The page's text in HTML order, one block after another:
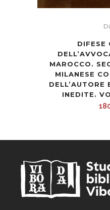
DIFESE
MAROCCO.
MILANESE
DELL’AUTORE
INEDITE.